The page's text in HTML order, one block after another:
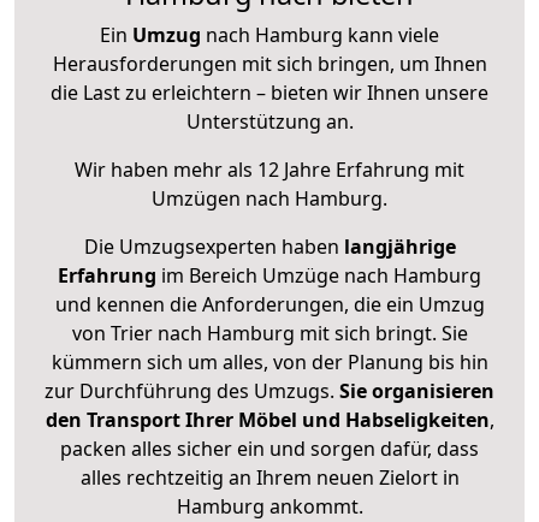
Ein Umzug nach Hamburg kann viele
Herausforderungen mit sich bringen, um Ihnen
die Last zu erleichtern – bieten wir Ihnen unsere
Unterstützung an.
Wir haben mehr als 12 Jahre Erfahrung mit
Umzügen nach Hamburg.
Die Umzugsexperten haben langjährige
Erfahrung im Bereich Umzüge nach Hamburg
und kennen die Anforderungen, die ein Umzug
von Trier nach Hamburg mit sich bringt. Sie
kümmern sich um alles, von der Planung bis hin
zur Durchführung des Umzugs. Sie organisieren
den Transport Ihrer Möbel und Habseligkeiten,
packen alles sicher ein und sorgen dafür, dass
alles rechtzeitig an Ihrem neuen Zielort in
Hamburg ankommt.